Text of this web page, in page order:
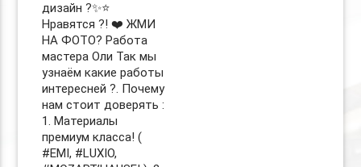
дизайн ?✨⭐
Нравятся ?! ❤️ ЖМИ
НА ФОТО? Работа
мастера Оли Так мы
узнаём какие работы
интересней ?. Почему
нам стоит доверять :
1. Материалы
премиум класса! (
#EMI, #LUXIO,